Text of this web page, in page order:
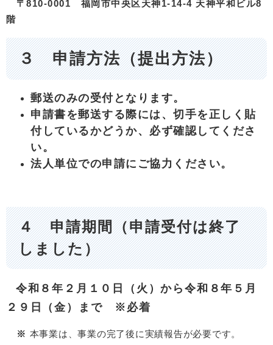
〒810-0001 福岡市中央区天神1-14-4 天神平和ビル8
階
３ 申請方法（提出方法）
郵送のみの受付となります。
申請書を郵送する際には、切手を正しく貼
付しているかどうか、必ず確認してくださ
い。
法人単位での申請にご協力ください。
４ 申請期間（申請受付は終了
しました）
令和８年２月１０日（火）から令和８年５月
２９日（金）まで ※必着
※ 本事業は、事業の完了後に実績報告が必要です。​